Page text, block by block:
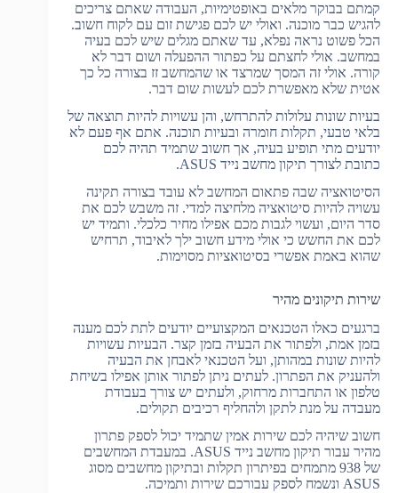
קמתם בבוקר מלאים באופטימיות, העבודה שאתם צריכים
להגיש כבר מוכנה. ואולי יש לכם פגישת זום עם לקוח חשוב.
הכל פשוט נראה נפלא, עד שאתם מגלים שיש לכם בעיה
במחשב. אולי לחצתם על כפתור ההפעלה ושום דבר לא
קורה. אולי זה המסך שמרצד או שהמחשב זז בצורה כל כך
אטית שלא מאפשרת לכם לעשות שום דבר.
בעיות שונות עלולות להתרחש, והן עשויות להיות תוצאה של
בלאי טבעי, תקלות חומרה ובעיות תוכנה. אתם אף פעם לא
יודעים מתי תופיע בעיה, אך חשוב שתמיד תהיה לכם
כתובת לצורך תיקון מחשב נייד ASUS.
הסיטואציה שבה פתאום המחשב לא עובד בצורה תקינה
עשויה להיות סיטואציה מלחיצה למדי. זה משבש לכם את
סדר היום, ועשוי לגבות מכם אפילו מחיר כלכלי. ותמיד יש
לכם את החשש כי אולי מידע חשוב ילך לאיבוד, תרחיש
שהוא באמת אפשרי בסיטואציות מסוימות.
שירות תיקונים מהיר
ברגעים כאלו הטכנאים המקצועיים יודעים לתת לכם מענה
בזמן אמת, ולפתור את הבעיה בזמן קצר. הבעיות עשויות
להיות שונות במהותן, ועל הטכנאי לאבחן את הבעיה
ולהעניק את הפתרון. לעתים ניתן לפתור אותן אפילו בשיחת
טלפון או התחברות מרחוק, ולעתים יש צורך בעבודת
מעבדה על מנת לתקן ולהחליף רכיבים תקולים.
חשוב שיהיה לכם שירות אמין שתמיד יכול לספק פתרון
מהיר עבור תיקון מחשב נייד ASUS. במעבדת המחשבים
של 938 מתמחים בפיתרון תקלות ובתיקון מחשבים מסוג
ASUS ונשמח לספק עבורכם שירות ותמיכה.